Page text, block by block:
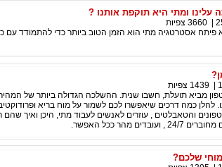
עלינו ומתי היא תוקפת אותנו ?
3660 צפיות
אסטרטגיה מתי הוא הזמן הטוב ביותר כדי להתמודד עם
1439 צפיות
מביא תועלת, חשבו שנית. ההשלכה הגדולה ביותר של
להלן כמה דרכים שיאפשרו לכם לשמור על מוח בריא
והטאבלטים , עוזרים לאנשים לעבוד מתי, היכן ואיך שהם
ככל האפשר.
שלכם?